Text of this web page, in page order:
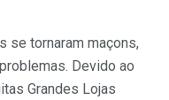
tornaram maçons,
Devido ao
Grandes Lojas